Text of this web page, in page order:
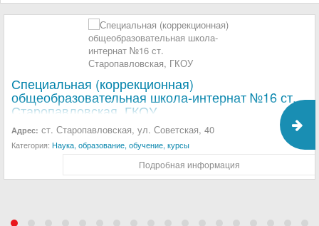
Специальная (коррекционная)
общеобразовательная школа-интернат №16 ст.
Старопавловская, ГКОУ
Адрес: ст. Старопавловская, ул. Советская, 40
Категория: Наука, образование, обучение, курсы
Подробная информация